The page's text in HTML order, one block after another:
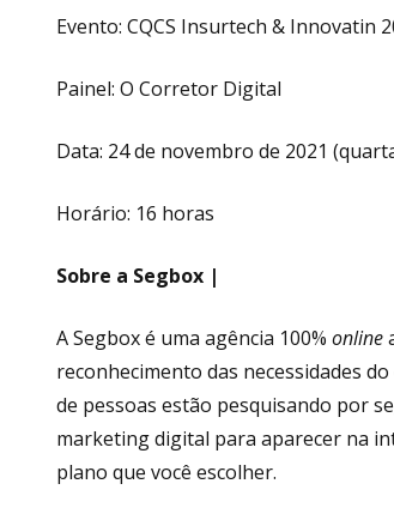
Evento: CQCS Insurtech & Innovatin
Painel: O Corretor Digital
Data: 24 de novembro de 2021
Horário: 16 horas
Sobre a Segbox |
A Segbox é uma agência 100% online
reconhecimento das necessidades
de pessoas estão pesquisando por
marketing digital para aparecer na
plano que você escolher.